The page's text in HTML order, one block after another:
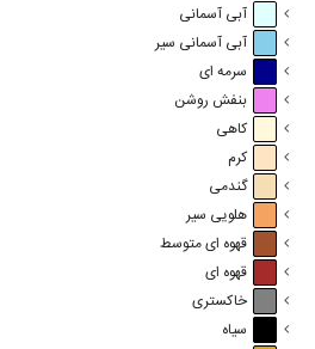
آبی آسمانی
آبی آسمانی سیر
سرمه ای
بنفش روشن
کاهی
کرم
گندمی
هلویی سیر
قهوه ای متوسط
قهوه ای
خاکستری
سیاه